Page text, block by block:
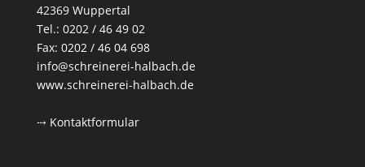
42369 Wuppertal
Tel.: 0202 / 46 49 02
Fax: 0202 / 46 04 698
info@schreinerei-halbach.de
www.schreinerei-halbach.de
⤏ Kontaktformular